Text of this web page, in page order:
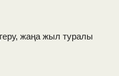
жаңа жыл туралы